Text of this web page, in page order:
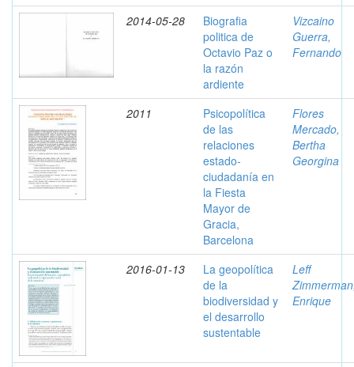
2014-05-28
Biografia
politica de
Octavio Paz o
la razón
ardiente
Vizcaino
Guerra,
Fernando
2011
Psicopolítica
de las
relaciones
estado-
ciudadanía en
la Fiesta
Mayor de
Gracia,
Barcelona
Flores
Mercado,
Bertha
Georgina
2016-01-13
La geopolítica
de la
biodiversidad y
el desarrollo
sustentable
Leff
Enrique